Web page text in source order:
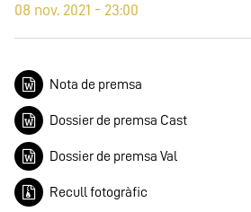
08 nov. 2021 - 23:00
Nota de premsa
Dossier de premsa Cast
Dossier de premsa Val
Recull fotogràfic